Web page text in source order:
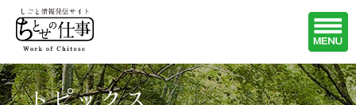
トピックス